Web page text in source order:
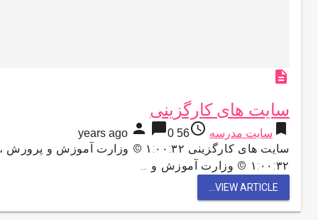
description
سایت های کارگزینی
bookmark سایت مدرسه access_time
56 years ago
person chat_bubble0
۱:۰۰:۳۲ © وزارت آموزش و …
VIEW ARTICLE...